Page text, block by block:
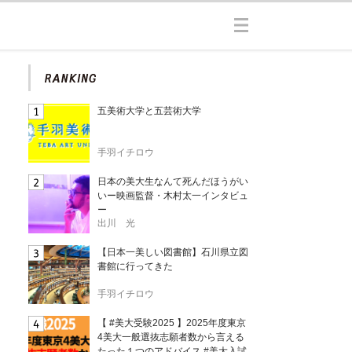
五美術大学と五芸術大学
手羽イチロウ
日本の美大生なんて死んだほうがい
いー映画監督・木村太一インタビュ
ー
出川 光
【日本一美しい図書館】石川県立図
書館に行ってきた
手羽イチロウ
【 #美大受験2025 】2025年度東京
4美大一般選抜志願者数から言える